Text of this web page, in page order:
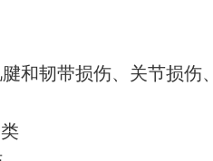
和韧带损伤、关节损伤